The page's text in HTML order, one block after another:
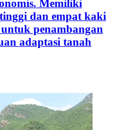
Memiliki
dan empat kaki
penambangan
adaptasi tanah